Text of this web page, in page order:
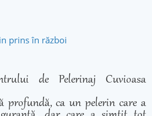
prins în război
de Pelerinaj Cuvioasa
profundă, ca un pelerin care a